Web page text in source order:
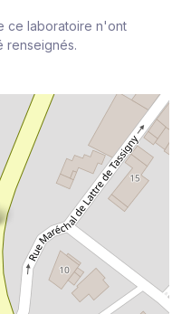
ce laboratoire n'ont
renseignés.